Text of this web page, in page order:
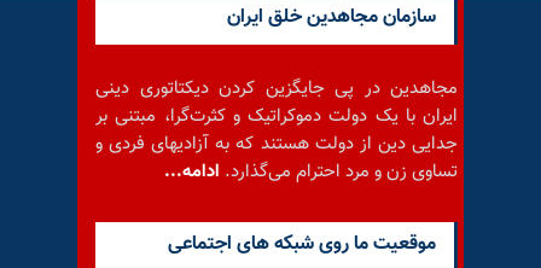
سازمان مجاهدین خلق ایران
مجاهدین در پی جایگزین کردن دیکتاتوری دینی
ایران با یک دولت دموکراتیک و کثرت‌گرا، مبتنی بر
جدایی دین از دولت هستند که به آزادیهای فردی و
تساوی زن و مرد احترام می‌گذارد. ادامه...
موقعيت ما روى شبكه هاى اجتماعى